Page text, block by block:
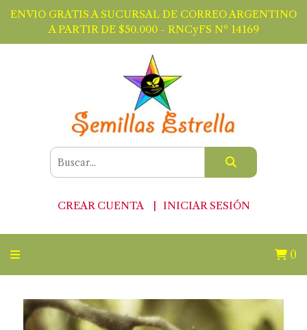
ENVIO GRATIS A SUCURSAL DE CORREO ARGENTINO
A PARTIR DE $50.000 - RNCyFS Nº 14169
CREAR CUENTA INICIAR SESIÓN
0